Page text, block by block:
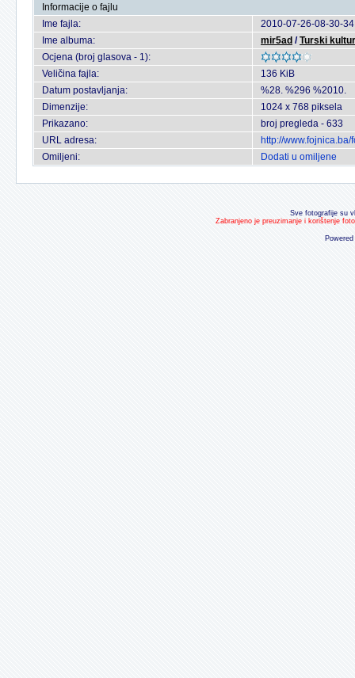
Informacije o fajlu
Ime fajla:
2010-07-26-08-30-
Ime albuma:
mir5ad /Turski
Ocjena (broj glasova - 1):
Veličina fajla:
136 KiB
Datum postavljanja:
%28. %296 %2010.
Dimenzije:
1024 x 768 piksela
Prikazano:
broj pregleda - 633
URL adresa:
http://
Omiljeni:
Dodati u omiljene
Sve fotografije su
Zabranjeno je preuzimanje i korištenje